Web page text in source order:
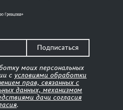
Подписаться
моих персональных
с условиями обработки
прав, связанных с
данных, механизмом
дачи согласия
.